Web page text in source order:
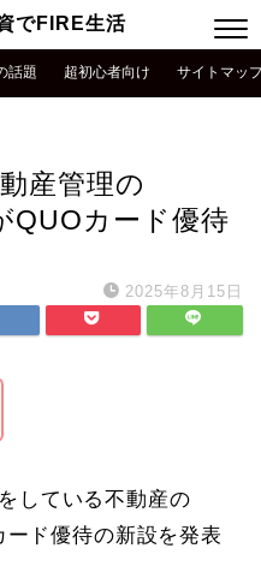
でFIRE生活
話題 超初心者向け サイトマッ
産管理の
QUOカード優待
2025年8月15日
している不動産の
ード優待の新設を発表